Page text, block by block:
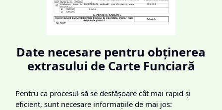
Date necesare pentru obținerea
extrasului de Carte Funciară
Pentru ca procesul să se desfășoare cât mai rapid și
eficient, sunt necesare informațiile de mai jos: